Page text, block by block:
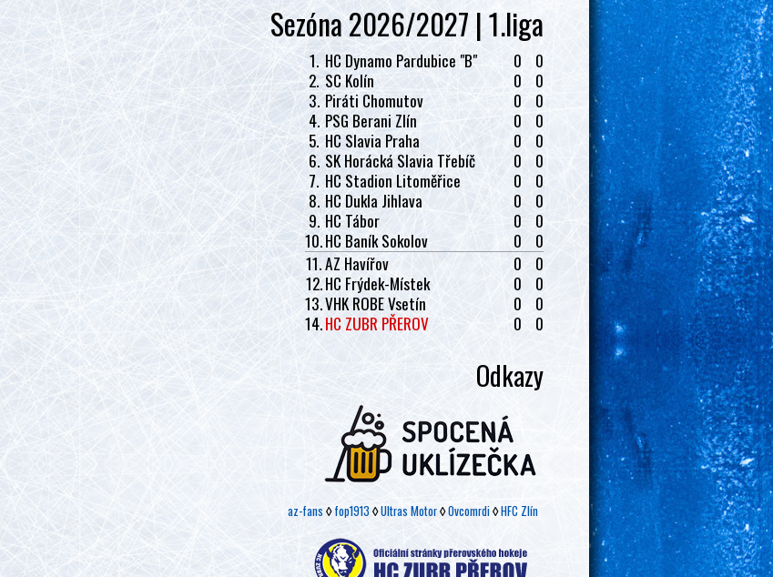
Sezóna 2026/2027 | 1.liga
1. HC Dynamo Pardubice "B" 0
0
2. SC Kolín 0
0
3. Piráti Chomutov 0
0
4. PSG Berani Zlín 0
0
5. HC Slavia Praha 0
0
6. SK Horácká Slavia Třebíč 0
0
7. HC Stadion Litoměřice 0
0
8. HC Dukla Jihlava 0
0
9. HC Tábor 0
0
10.HC Baník Sokolov 0
0
11.AZ Havířov 0
0
12.HC Frýdek-Místek 0
0
13.VHK ROBE Vsetín 0
0
14.HC ZUBR PŘEROV 0 0
Odkazy
az-fans ◊fop1913 ◊Ultras Motor◊Ovcomrdi◊HFC Zlín